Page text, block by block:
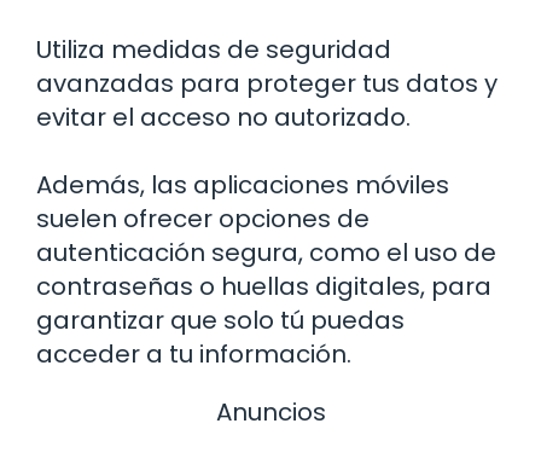
Utiliza medidas de seguridad
avanzadas para proteger tus datos y
evitar el acceso no autorizado.
Además, las aplicaciones móviles
suelen ofrecer opciones de
autenticación segura, como el uso de
contraseñas o huellas digitales, para
garantizar que solo tú puedas
acceder a tu información.
Anuncios